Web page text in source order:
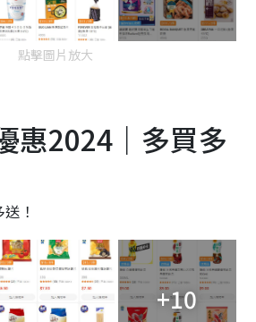
點擊圖片放大
惠2024｜多買多
！
+10